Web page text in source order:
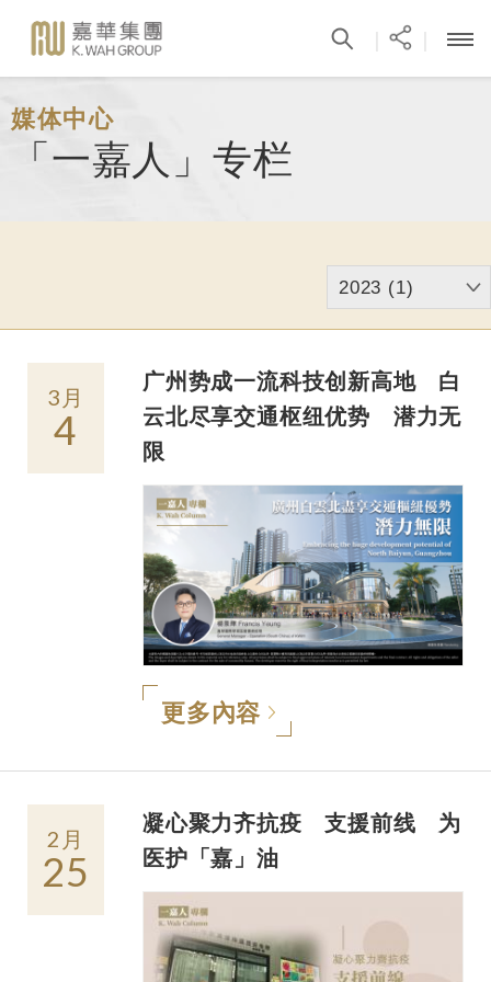
媒体中心
「一嘉人」专栏
2023 (1)
3月
4
广州势成一流科技创新高地 白
云北尽享交通枢纽优势 潜力无
限
更多內容
2月
25
凝心聚力齐抗疫 支援前线 为
医护「嘉」油